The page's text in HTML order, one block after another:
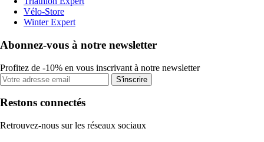
Vélo-Store
Winter Expert
Abonnez-vous à notre newsletter
Profitez de -10% en vous inscrivant à notre newsletter
S'inscrire
Restons connectés
Retrouvez-nous sur les réseaux sociaux